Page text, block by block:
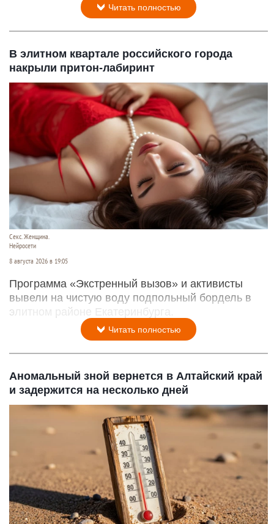
Читать полностью
В элитном квартале российского города
накрыли притон-лабиринт
Секс. Женщина.
Нейросети
8 августа 2026 в 19:05
Программа «Экстренный вызов» и активисты
вывели на чистую воду подпольный бордель в
элитном районе Екатеринбурга.
Читать полностью
Аномальный зной вернется в Алтайский край
и задержится на несколько дней